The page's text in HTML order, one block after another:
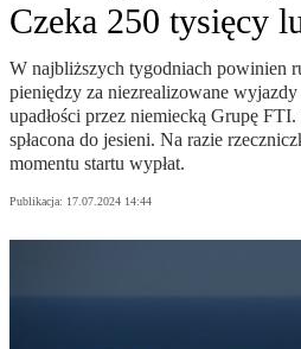
Czeka 250 tysięcy
W najbliższych tygodniach powinien
pieniędzy za niezrealizowane
upadłości przez niemiecką Grupę
spłacona do jesieni. Na razie
momentu startu wypłat.
Publikacja: 17.07.2024 14:44